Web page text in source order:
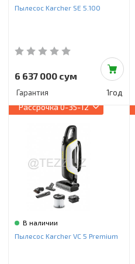
Пылесос Karcher SE 5.100
6 637 000 сум
Гарантия 1год
Рассрочка0-35-12
В наличии
Пылесос Karcher VC 5 Premium